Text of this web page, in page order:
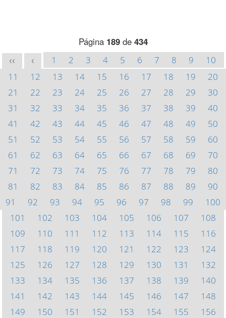
Página 189de 434
<< < 1 2 3 4 5 6 7 8 9
10
11
12 13 14 15 16 17 18 19
20
21
22 23 24 25 26 27 28 29
30
31
32 33 34 35 36 37 38 39
40
41
42 43 44 45 46 47 48 49
50
51
52 53 54 55 56 57 58 59
60
61
62 63 64 65 66 67 68 69
70
71
72 73 74 75 76 77 78 79
80
81
82 83 84 85 86 87 88 89
90
91
92 93 94 95 96 97 98 99
100
101
102 103 104 105 106 107
108
109
110 111 112 113 114 115
116
117
118 119 120 121 122 123
124
125
126 127 128 129 130 131
132
133
134 135 136 137 138 139
140
141
142 143 144 145 146 147
148
149
150 151 152 153 154 155
156